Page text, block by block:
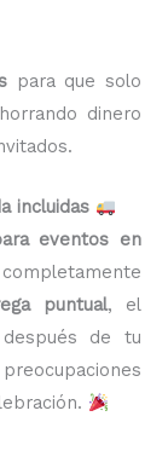
para que solo
dinero
incluidas
eventos en
puntual, el
de tu